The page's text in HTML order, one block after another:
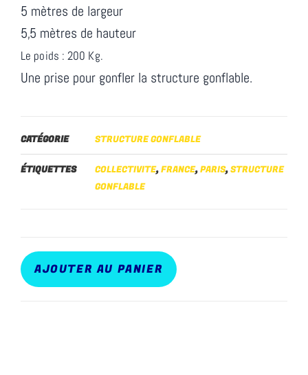
5 mètres de largeur
5,5 mètres de hauteur
Le poids : 200 Kg.
Une prise pour gonfler la structure gonflable.
CATÉGORIE STRUCTURE GONFLABLE
ÉTIQUETTES COLLECTIVITE,FRANCE,PARIS,STRUCTURE
GONFLABLE
AJOUTER AU PANIER